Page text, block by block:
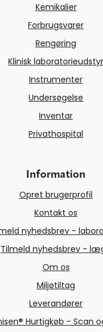
Kemikalier
Forbrugsvarer
Rengøring
Klinisk laboratorieudstyr
Instrumenter
Undersøgelse
Inventar
Privathospital
Information
Opret brugerprofil
Kontakt os
nyhedsbrev -
Tilmeld nyhedsbrev -
Om os
Miljøtiltag
Leverandører
Hurtigkøb - Scan